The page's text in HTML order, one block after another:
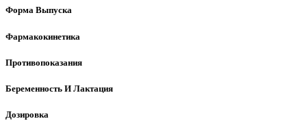
Форма Выпуска
Фармакокинетика
Противопоказания
Беременность И Лактация
Дозировка